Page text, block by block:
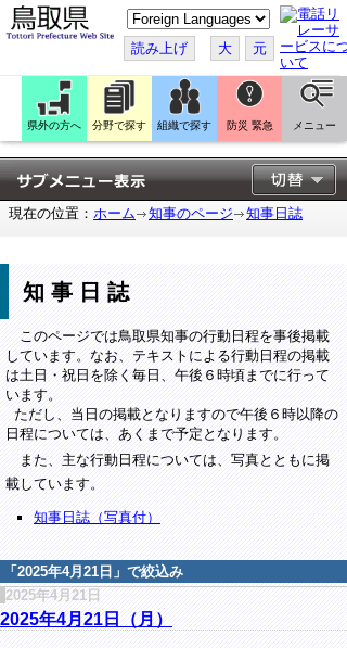
こ
の
ペ
ー
ジ
翻
訳
す
る
読み上げ 大 元
県外の方へ 分野で探す 組織で探す 防災 緊急 メニュー
現在の位置： ホーム 知事のページ 知事日誌
知事日誌
このページでは鳥取県知事の行動日程を事後掲載
しています。なお、テキストによる行動日程の掲載
は土日・祝日を除く毎日、午後６時頃までに行って
います。
ただし、当日の掲載となりますので午後６時以降の
日程については、あくまで予定となります。
また、主な行動日程については、写真とともに掲
載しています。
知事日誌（写真付）
「 2025年4月21日 」で絞込み
2025年4月21日
2025年4月21日（月）